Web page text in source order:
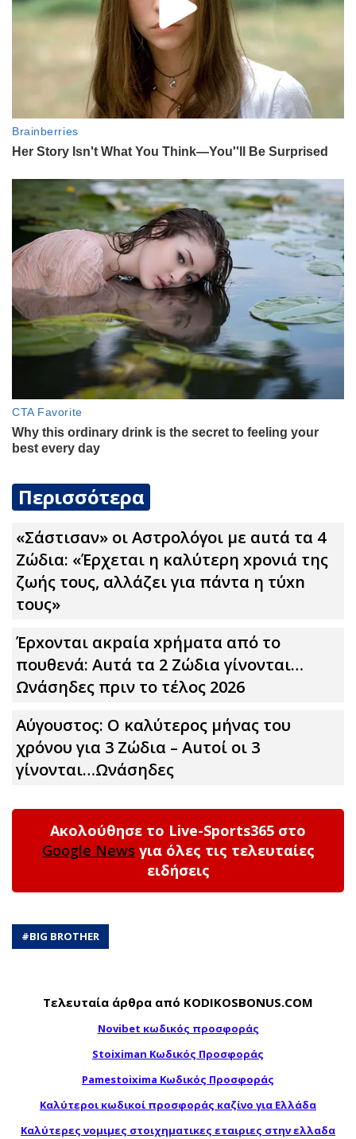
Περισσότερα
«Σάστισαν» οι Αστρολόγοι με αuτά τα 4
Zώδια: «Έρχεται η καλύτερη xpoνιά της
ζωής τους, αλλάζει για πάντα η τύxn
τους»
Έρxoνται ακpαία xpήματα από το
πουθενά: Αuτά τα 2 Zώδια γίνονται…
Ωνάσηδες πριν το τέλος 2026
Αύγουστος: Ο καλύτερος μήνας του
χρόνου για 3 Zώδια – Αuτοί οι 3
γίνονται…Ωνάσηδες
Ακολούθησε το Live-Sports365 στο
Google News για όλες τις τελευταίες
ειδήσεις
#BIG BROTHER
Τελευταία άρθρα από KODIKOSBONUS.COM
Novibet κωδικός προσφοράς
Stoiximan Κωδικός Προσφοράς
Pamestoixima Κωδικός Προσφοράς
Καλύτεροι κωδικοί προσφοράς καζίνο για Ελλάδα
Καλύτερες νομιμες στοιχηματικες εταιριες στην ελλαδα